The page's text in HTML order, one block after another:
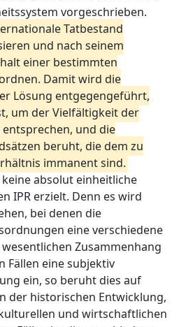
vorgeschrieben.
Tatbestand
und nach seinem
einer bestimmten
Damit wird die
Lösung entgegengeführt,
um der Vielfältigkeit der
und die
beruht, die dem zu
immanent sind.
absolut einheitliche
IPR erzielt. Denn es wird
bei denen die
eine verschiedene
Zusammenhang
Fällen eine subjektiv
ein, so beruht dies auf
der historischen Entwicklung,
und wirtschaftlichen